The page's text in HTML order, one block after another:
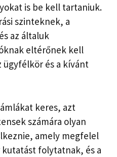
is be kell tartaniuk.
szinteknek, a
az általuk
eltérőnek kell
és a kívánt
keres, azt
számára olyan
amely megfelel
folytatnak, és a